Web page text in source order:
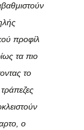
προφίλ
τα πιο
το
ο